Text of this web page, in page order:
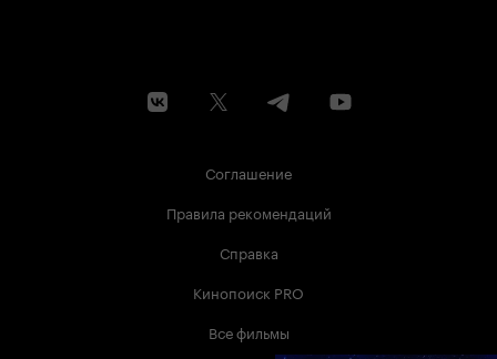
Соглашение
Правила рекомендаций
Справка
Кинопоиск PRO
Все фильмы